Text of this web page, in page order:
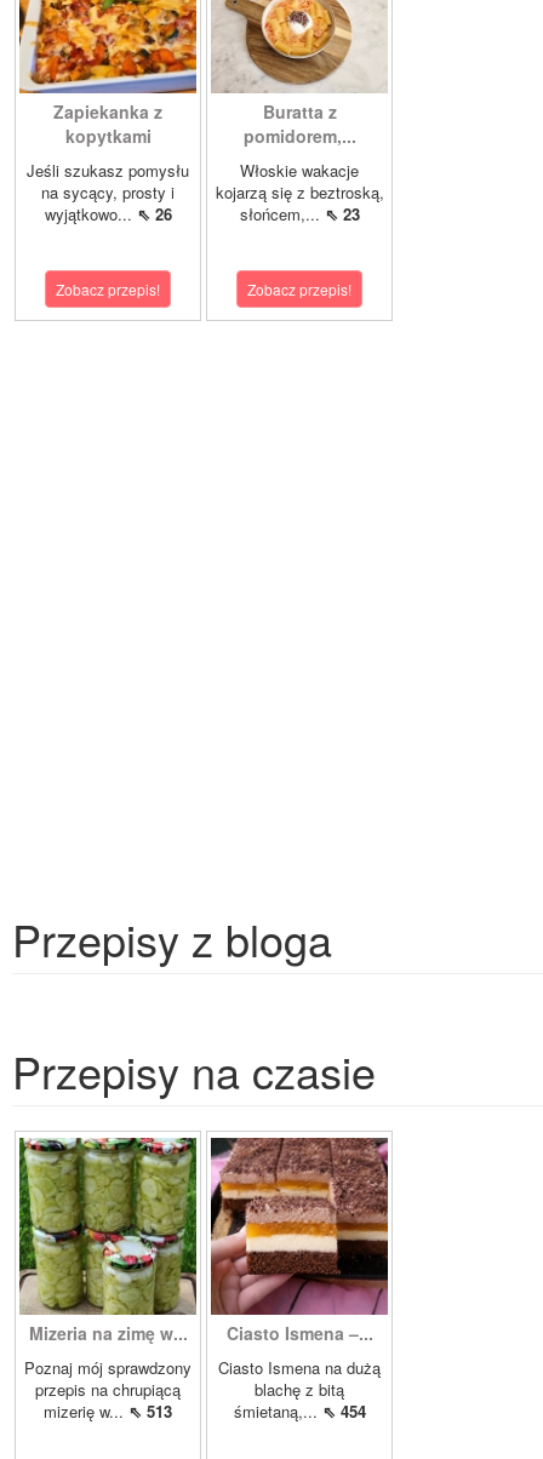
Zapiekanka z
kopytkami
Jeśli szukasz pomysłu
na sycący, prosty i
wyjątkowo... ⇖ 26
Zobacz przepis!
Buratta z
pomidorem,...
Włoskie wakacje
kojarzą się z beztroską,
słońcem,... ⇖ 23
Zobacz przepis!
Przepisy z bloga
Przepisy na czasie
Mizeria na zimę w...
Poznaj mój sprawdzony
przepis na chrupiącą
mizerię w... ⇖ 513
Ciasto Ismena –...
Ciasto Ismena na dużą
blachę z bitą
śmietaną,... ⇖ 454